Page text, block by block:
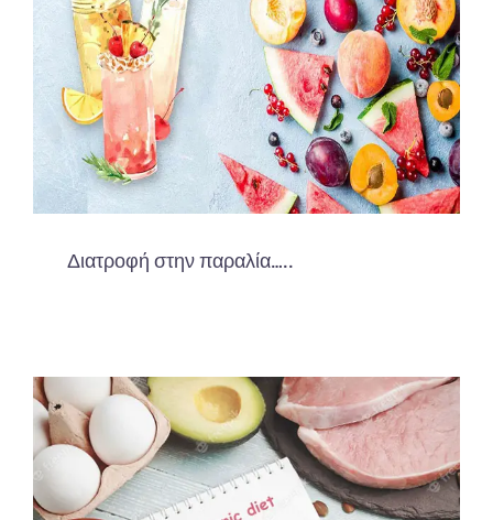
Διατροφή στην παραλία…..